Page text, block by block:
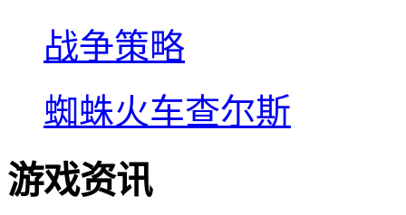
战争策略
蜘蛛火车查尔斯
游戏资讯